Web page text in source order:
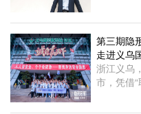
第三期隐
走进义乌
浙江义乌
市，凭借